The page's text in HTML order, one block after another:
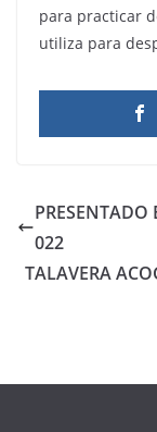
para practicar
utiliza para
PRESENTADO
022
TALAVERA